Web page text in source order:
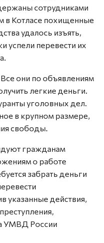
сотрудниками
в Котласе похищенные
удалось изъять,
успели перевести их
они по объявлениям
легкие деньги.
уголовных дел.
в крупном размере,
свободы.
гражданам
о работе
забрать деньги
указанные действия,
УМВД России